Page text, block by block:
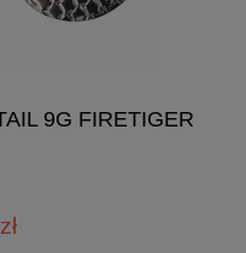
9G FIRETIGER